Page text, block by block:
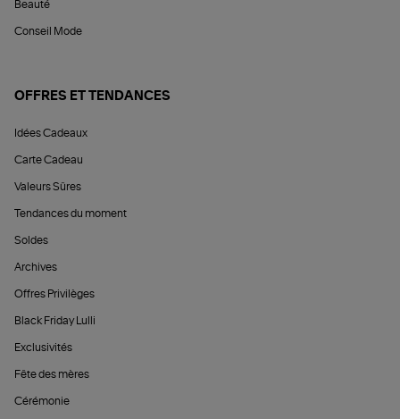
Beauté
Conseil Mode
OFFRES ET TENDANCES
Idées Cadeaux
Carte Cadeau
Valeurs Sûres
Tendances du moment
Soldes
Archives
Offres Privilèges
Black Friday Lulli
Exclusivités
Fête des mères
Cérémonie